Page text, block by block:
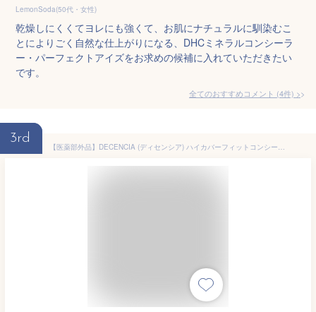
LemonSoda(50代・女性)
乾燥しにくくてヨレにも強くて、お肌にナチュラルに馴染むこ
とによりごく自然な仕上がりになる、DHCミネラルコンシーラ
ー・パーフェクトアイズをお求めの候補に入れていただきたい
です。
全てのおすすめコメント (4件) >
3rd
【医薬部外品】DECENCIA (ディセンシア) ハイカバーフィットコンシーラー ＜敏感肌用コンシーラー / 12g＞ (シミ/赤み/肌荒れ/毛穴) スキンケア 乾燥肌 敏感肌